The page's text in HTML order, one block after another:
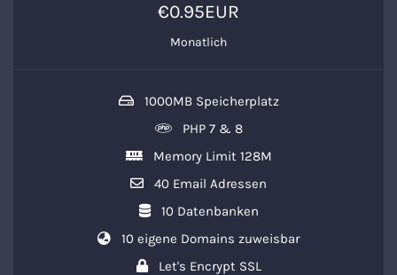
€0.95EUR
Monatlich
1000MB Speicherplatz
PHP 7 & 8
Memory Limit 128M
40 Email Adressen
10 Datenbanken
10 eigene Domains zuweisbar
Let's Encrypt SSL